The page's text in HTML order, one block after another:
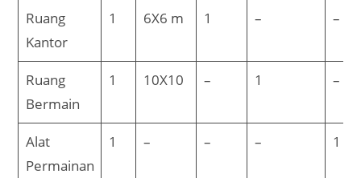
Ruang
Kantor
1 6X6 m 1 – –
Ruang
Bermain
1 10X10 – 1 –
Alat
Permainan
1 – – – 1